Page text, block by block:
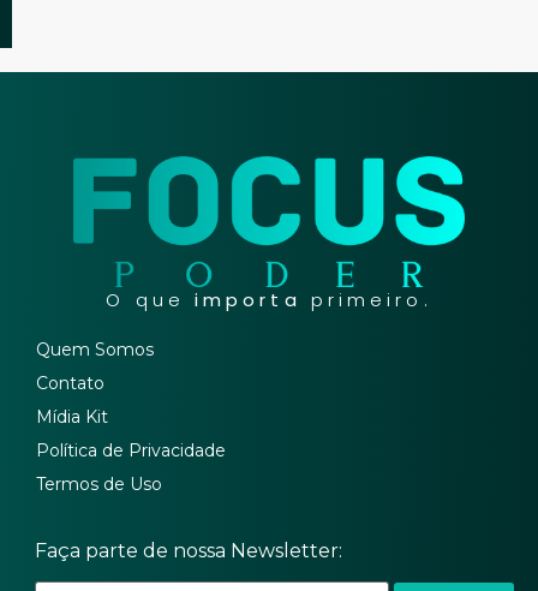
O que importa primeiro.
Quem Somos
Contato
Mídia Kit
Política de Privacidade
Termos de Uso
Faça parte de nossa Newsletter: